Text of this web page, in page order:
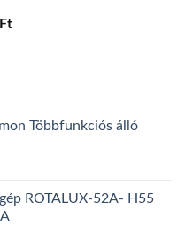
FtCurrent
Többfunkciós álló
ROTALUX-52A- H55